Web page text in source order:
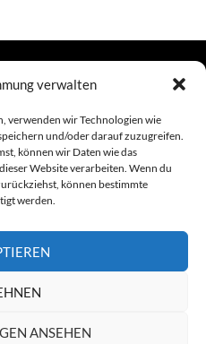
verwalten
verwenden wir Technologien wie
und/oder darauf zuzugreifen.
können wir Daten wie das
Website verarbeiten. Wenn du
können bestimmte
werden.
ANSEHEN